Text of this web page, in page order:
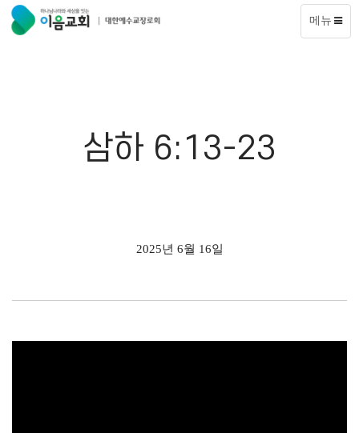
메뉴
삼하 6:13-23
2025년 6월 16일